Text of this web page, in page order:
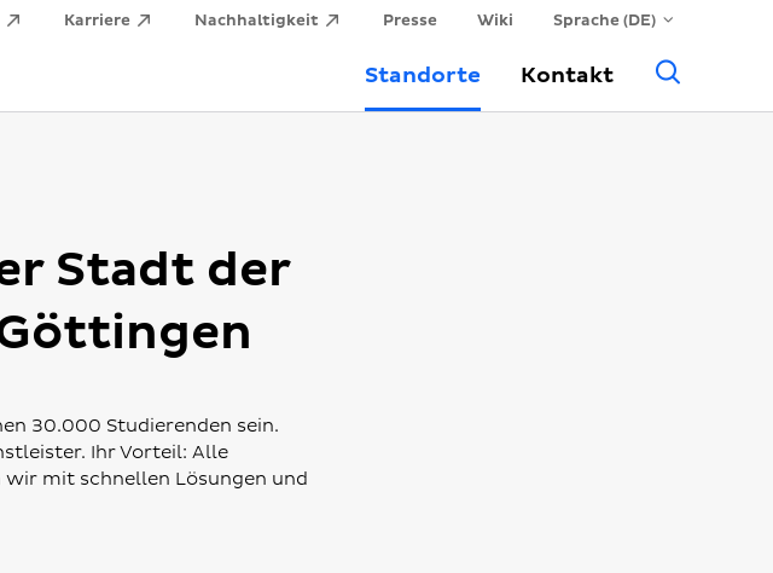
Karriere Nachhaltigkeit Presse Wiki Sprache (DE)
Standorte Kontakt
Stadt der
30.000 Studierenden sein.
Ihr Vorteil: Alle
mit schnellen Lösungen und